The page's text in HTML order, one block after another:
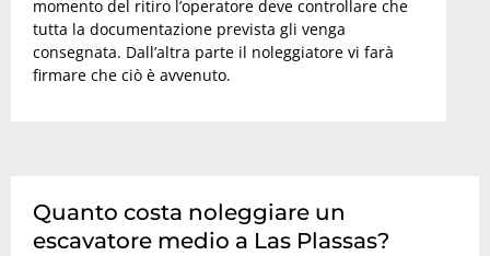
momento del ritiro l’operatore deve controllare che
tutta la documentazione prevista gli venga
consegnata. Dall’altra parte il noleggiatore vi farà
firmare che ciò è avvenuto.
Quanto costa noleggiare un
escavatore medio a Las Plassas?